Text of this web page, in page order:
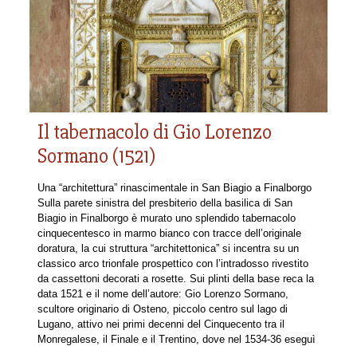
Il tabernacolo di Gio Lorenzo
Sormano (1521)
Una “architettura” rinascimentale in San Biagio a Finalborgo
Sulla parete sinistra del presbiterio della basilica di San
Biagio in Finalborgo è murato uno splendido tabernacolo
cinquecentesco in marmo bianco con tracce dell’originale
doratura, la cui struttura “architettonica” si incentra su un
classico arco trionfale prospettico con l’intradosso rivestito
da cassettoni decorati a rosette. Sui plinti della base reca la
data 1521 e il nome dell’autore: Gio Lorenzo Sormano,
scultore originario di Osteno, piccolo centro sul lago di
Lugano, attivo nei primi decenni del Cinquecento tra il
Monregalese, il Finale e il Trentino, dove nel 1534-36 eseguì